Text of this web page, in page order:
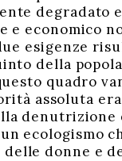
degradato
e economico
esigenze
della
quadro
assoluta
denutrizione
ecologismo
donne e